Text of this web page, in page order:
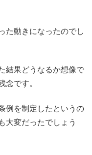
た動きになったのでし
結果どうなるか想像で
念です。
例を制定したというの
大変だったでしょう